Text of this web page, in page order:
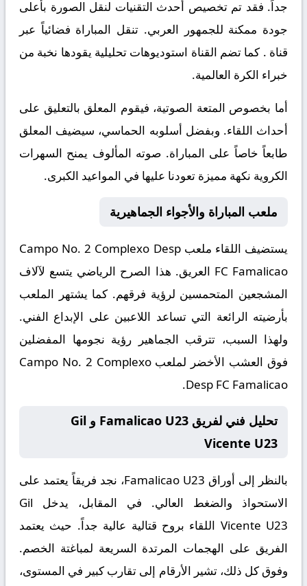
جداً. فقد تم تخصيص أحدث التقنيات لنقل الصورة بأعلى
جودة ممكنة للجمهور العربي. تنقل المباراة فضائياً عبر
قناة . كما تضم القناة استوديوهات تحليلية يقودها نخبة من
خبراء الكرة العالمية.
أما بخصوص المتعة الصوتية، فيقوم المعلق بالتعليق على
أحداث اللقاء. وبفضل أسلوبه الحماسي، سيضيف المعلق
طابعاً خاصاً على المباراة. صوته المألوف يمنح السهرات
الكروية نكهة مميزة تعودنا عليها في المواعيد الكبرى.
ملعب المباراة والأجواء الجماهيرية
يستضيف اللقاء ملعبCampo No. 2 Complexo Desp
FC Famalicao العريق. هذا الصرح الرياضي يتسع لآلاف
المشجعين المتحمسين لرؤية فرقهم. كما يشتهر الملعب
بأرضيته الرائعة التي تساعد اللاعبين على الإبداع الفني.
ولهذا السبب، تترقب الجماهير رؤية نجومها المفضلين
فوق العشب الأخضر لملعب Campo No. 2 Complexo
Desp FC Famalicao.
تحليل فني لفريق Famalicao U23 و Gil
Vicente U23
بالنظر إلى أوراق Famalicao U23، نجد فريقاً يعتمد على
الاستحواذ والضغط العالي. في المقابل، يدخل Gil
Vicente U23 اللقاء بروح قتالية عالية جداً. حيث يعتمد
الفريق على الهجمات المرتدة السريعة لمباغتة الخصم.
وفوق كل ذلك، تشير الأرقام إلى تقارب كبير في المستوى،